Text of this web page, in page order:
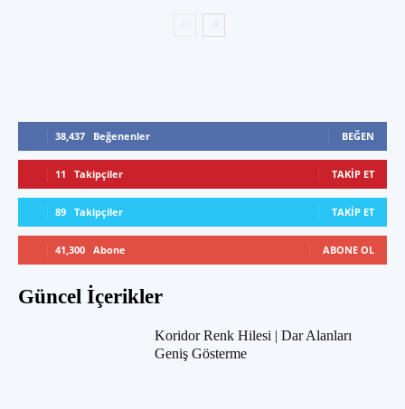
38,437 Beğenenler BEĞEN
11 Takipçiler TAKIP ET
89 Takipçiler TAKIP ET
41,300 Abone ABONE OL
Güncel İçerikler
Koridor Renk Hilesi | Dar Alanları
Geniş Gösterme